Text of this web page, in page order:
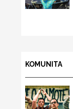
KOMUNITA